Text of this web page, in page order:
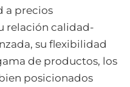
a precios
relación calidad-
su flexibilidad
de productos, los
posicionados